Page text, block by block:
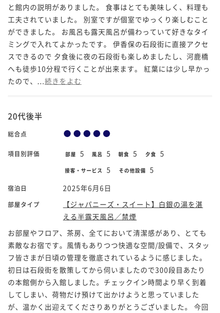
と館内の説明がありました。 食事はとても美味しく、料理も
工夫されていました。 別室ですが個室でゆっくり楽しむこと
ができました。 お風呂も露天風呂が備わっていて好きなタイ
ミングで入れてよかったです。 伊香保の石段街に直接アクセ
スできるので 夕食後に夜の石段街も楽しめましたし、河鹿橋
へも徒歩10分程で行くことが出来ます。 紅葉には少し早かっ
たので、... 続きをよむ
20代後半
総合点
項目別評価 部屋 5 風呂 5 朝食 5 夕食 5
接客・サービス 5 その他設備 5
宿泊日 2025年6月6日
部屋タイプ
【ジャパニーズ・スイート】白銀の湯を湛
える半露天風呂／禁煙
お部屋やフロア、茶房、全てにおいて清潔感があり、とても
素敵なお宿です。風情もありつつ快適な空間/設備で、スタッ
フ皆さまが日頃の管理を徹底されているように感じました。
初日は石段街を散策してから伺いましたので300段目あたり
の本館側から入館しました。チェックイン時間より早く到着
してしまい、荷物だけ預けて出かけようと思っていました
が、温かく出迎えてくださりありがとうございました。 今回